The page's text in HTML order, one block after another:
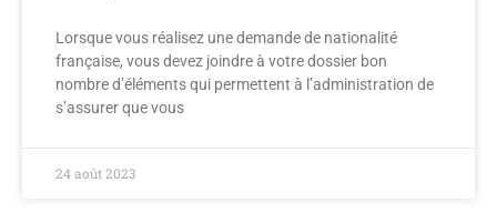
Lorsque vous réalisez une demande de nationalité
française, vous devez joindre à votre dossier bon
nombre d’éléments qui permettent à l’administration de
s’assurer que vous
24 août 2023